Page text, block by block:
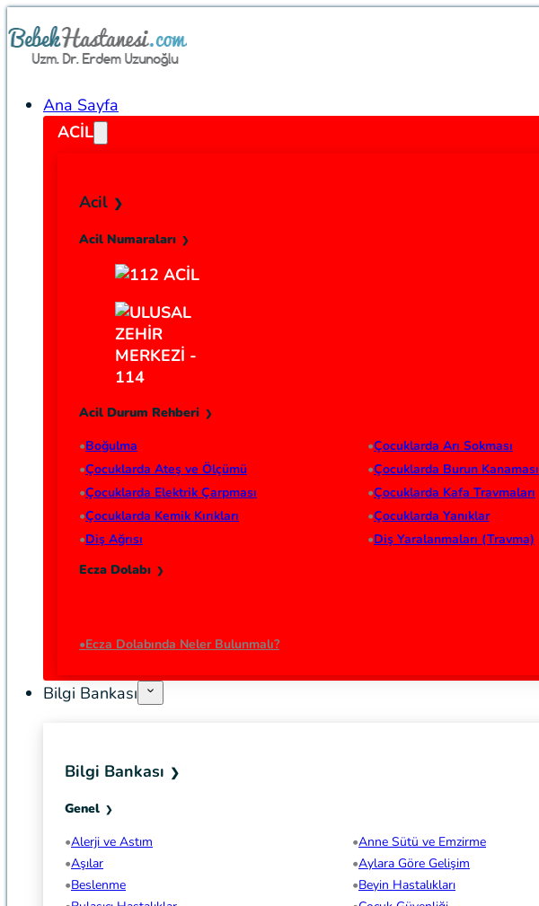
Ana Sayfa
ACIL
Acil
Acil Numaraları
Acil Durum Rehberi
Boğulma
Çocuklarda Arı Sokması
Çocuklarda Ateş ve Ölçümü
Çocuklarda Burun Kanaması
Çocuklarda Elektrik Çarpması
Çocuklarda Kafa Travmaları
Çocuklarda Kemik Kırıkları
Çocuklarda Yanıklar
Diş Ağrısı
Diş Yaralanmaları (Travma)
Ecza Dolabı
Ecza Dolabında Neler Bulunmalı?
Bilgi Bankası
Bilgi Bankası
Genel
Alerji ve Astım
Anne Sütü ve Emzirme
Aşılar
Aylara Göre Gelişim
Beslenme
Beyin Hastalıkları